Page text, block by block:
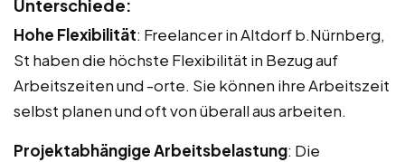
Unterschiede:
Hohe Flexibilität: Freelancer in Altdorf b.Nürnberg,
St haben die höchste Flexibilität in Bezug auf
Arbeitszeiten und -orte. Sie können ihre Arbeitszeit
selbst planen und oft von überall aus arbeiten.
Projektabhängige Arbeitsbelastung: Die